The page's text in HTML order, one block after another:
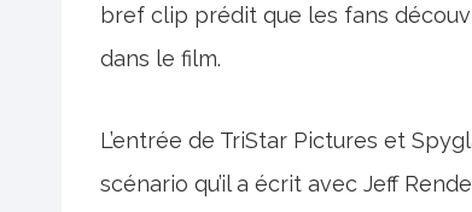
bref clip prédit que les fans
dans le film.
L’entrée de TriStar Pictures et
scénario qu’il a écrit avec Jeff